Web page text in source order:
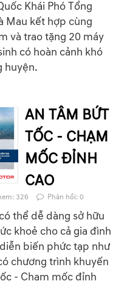
Khái Phó Tổng
Mau kết hợp cùng
và trao tặng 20 máy
có hoàn cảnh khó
huyện.
AN TÂM BỨT
TỐC - CHẠM
MỐC ĐỈNH
CAO
326 Phản hồi: 0
thể dễ dàng sở hữu
khoẻ cho cả gia đình
biến phức tạp như
chương trình khuyến
- Chạm mốc đỉnh